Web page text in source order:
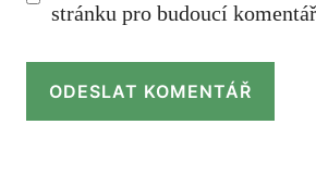
stránku pro budoucí